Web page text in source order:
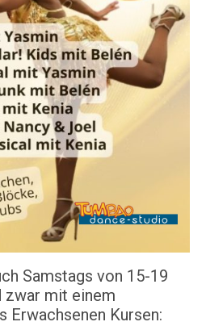
Samstags von 15-19
zwar mit einem
Erwachsenen Kursen: